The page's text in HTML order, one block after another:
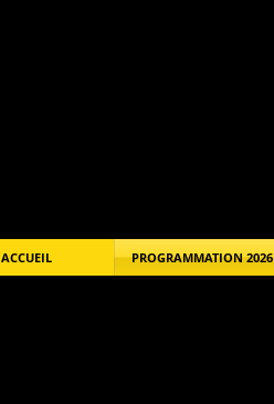
ACCUEIL PROGRAMMATION 2026